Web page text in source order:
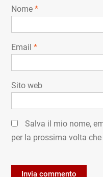
Nome *
Email *
Sito web
Salva il mio nome,
per la prossima volta